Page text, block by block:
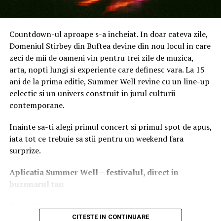
obstacolelor care poate recunoaște și evita obiecte
întâlnite frecvent într-o locuință activă, precum jucării,
încălțăminte, cabluri sau obiecte pentru animale. Astfel,
utilizatorii nu mai trebuie să pregătească fiecare cameră
înainte de curățenie, iar experiența devine mai simplă și
mai relaxată.
ajungă mai ușor sub canapele, paturi sau mobilier jos,
zone care sunt adesea dificil de curățat manual. În plus,
funcțiile automate de întreținere reduc considerabil
una aproape complet autonomă.
Roborock oferă funcții suplimentare precum
Countdown-ul aproape s-a incheiat. In doar cateva zile,
Domeniul Stirbey din Buftea devine din nou locul in care
zeci de mii de oameni vin pentru trei zile de muzica,
arta, nopti lungi si experiente care definesc vara. La 15
ani de la prima editie, Summer Well revine cu un line-up
eclectic si un univers construit in jurul culturii
contemporane.
Inainte sa-ti alegi primul concert si primul spot de apus,
iata tot ce trebuie sa stii pentru un weekend fara
surprize.
Aplicatia Summer Well– festivalul, direct in
buzunarul tau
este sa descarci aplicatia Summer Well, disponibila in
CITESTE IN CONTINUARE